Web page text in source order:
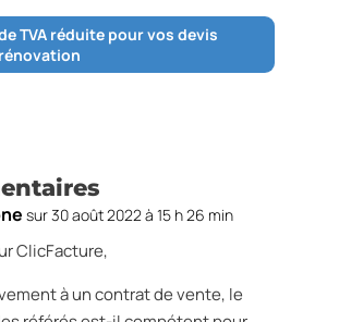
TVA réduite pour vos devis
sur 30 août 2022 à 15 h 26 min
ClicFacture,
à un contrat de vente, le